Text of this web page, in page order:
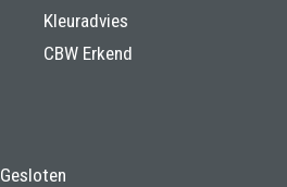
Kleuradvies
CBW Erkend
Gesloten